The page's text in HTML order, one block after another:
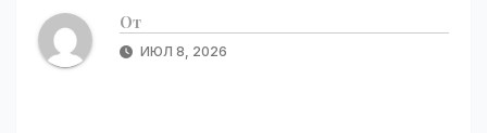
От
ИЮЛ 8, 2026